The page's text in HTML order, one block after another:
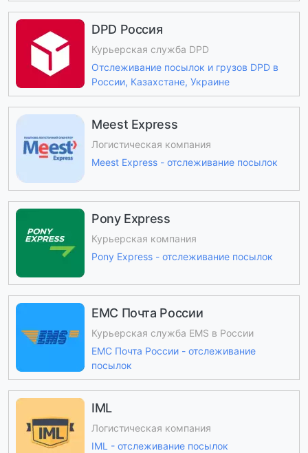
DPD Россия
Курьерская служба DPD
Отслеживание посылок и грузов DPD в
России, Казахстане, Украине
Meest Express
Логистическая компания
Meest Express - отслеживание посылок
Pony Express
Курьерская компания
Pony Express - отслеживание посылок
ЕМС Почта России
Курьерская служба EMS в России
ЕМС Почта России - отслеживание
посылок
IML
Логистическая компания
IML - отслеживание посылок